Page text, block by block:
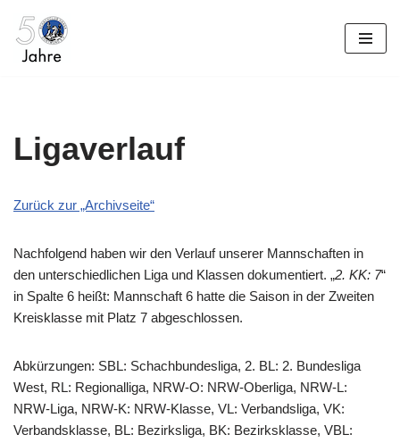
Zum
Ligaverlauf
Zurück zur „Archivseite“
Nachfolgend haben wir den Verlauf unserer Mannschaften in
den unterschiedlichen Liga und Klassen dokumentiert. „2. KK: 7“
in Spalte 6 heißt: Mannschaft 6 hatte die Saison in der Zweiten
Kreisklasse mit Platz 7 abgeschlossen.
Abkürzungen: SBL: Schachbundesliga, 2. BL: 2. Bundesliga
West, RL: Regionalliga, NRW-O: NRW-Oberliga, NRW-L:
NRW-Liga, NRW-K: NRW-Klasse, VL: Verbandsliga, VK:
Verbandsklasse, BL: Bezirksliga, BK: Bezirksklasse, VBL: